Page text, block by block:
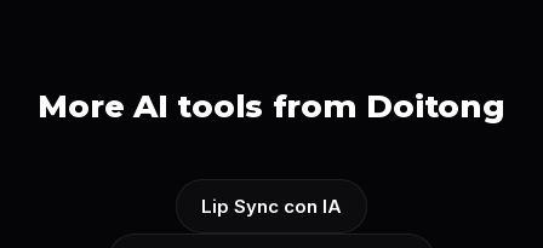
More AI tools from Doitong
Lip Sync con IA